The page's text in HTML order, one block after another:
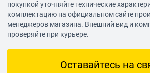
покупкой уточняйте технические
комплектацию на официальном сайте
менеджеров магазина. Внешний вид и
проверяйте при курьере.
Оставайтесь на